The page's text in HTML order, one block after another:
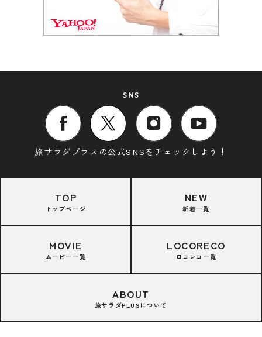
SNS
旅サラダプラスの公式SNSをチェックしよう！
TOP
トップページ
NEW
新着一覧
MOVIE
ムービー一覧
LOCORECO
ロコレコ一覧
ABOUT
旅サラダPLUSについて